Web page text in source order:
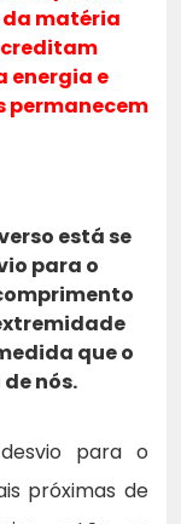
da matéria
energia e
permanecem
está se
para o
que o
nós.
para o
próximas de